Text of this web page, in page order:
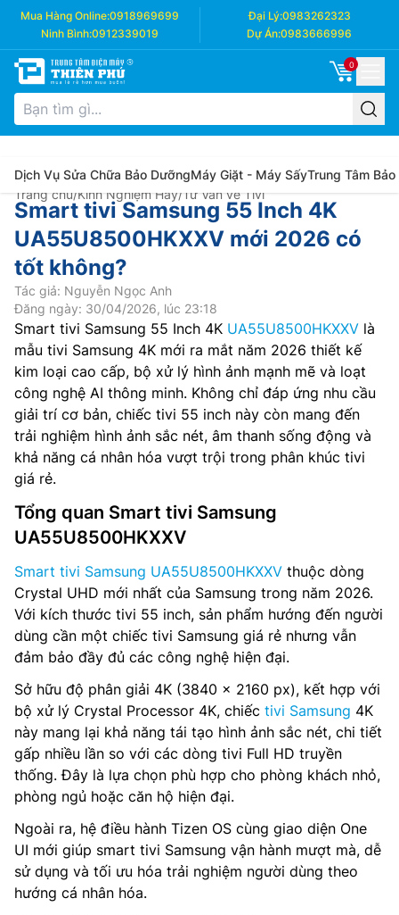
Mua Hàng Online:0918969699 Đại Lý:0983262323
Ninh Bình:0912339019 Dự Án:0983666996
0
Dịch Vụ Sửa Chữa Bảo DưỡngMáy Giặt - Máy SấyTrung Tâm Bảo
Trang chủ/Kinh Nghiệm Hay/Tư Vấn về Tivi
Smart tivi Samsung 55 Inch 4K
UA55U8500HKXXV mới 2026 có
tốt không?
Tác giả: Nguyễn Ngọc Anh
Đăng ngày: 30/04/2026, lúc 23:18
Smart tivi Samsung 55 Inch 4K UA55U8500HKXXV là
mẫu tivi Samsung 4K mới ra mắt năm 2026 thiết kế
kim loại cao cấp, bộ xử lý hình ảnh mạnh mẽ và loạt
công nghệ AI thông minh. Không chỉ đáp ứng nhu cầu
giải trí cơ bản, chiếc tivi 55 inch này còn mang đến
trải nghiệm hình ảnh sắc nét, âm thanh sống động và
khả năng cá nhân hóa vượt trội trong phân khúc tivi
giá rẻ.
Tổng quan Smart tivi Samsung
UA55U8500HKXXV
Smart tivi Samsung UA55U8500HKXXV thuộc dòng
Crystal UHD mới nhất của Samsung trong năm 2026.
Với kích thước tivi 55 inch, sản phẩm hướng đến người
dùng cần một chiếc tivi Samsung giá rẻ nhưng vẫn
đảm bảo đầy đủ các công nghệ hiện đại.
Sở hữu độ phân giải 4K (3840 x 2160 px), kết hợp với
bộ xử lý Crystal Processor 4K, chiếc tivi Samsung 4K
này mang lại khả năng tái tạo hình ảnh sắc nét, chi tiết
gấp nhiều lần so với các dòng tivi Full HD truyền
thống. Đây là lựa chọn phù hợp cho phòng khách nhỏ,
phòng ngủ hoặc căn hộ hiện đại.
Ngoài ra, hệ điều hành Tizen OS cùng giao diện One
UI mới giúp smart tivi Samsung vận hành mượt mà, dễ
sử dụng và tối ưu hóa trải nghiệm người dùng theo
hướng cá nhân hóa.